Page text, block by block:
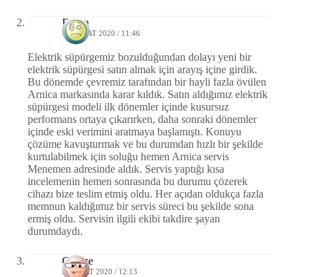
Derya
12 ŞUBAT 2020 / 11:46
Elektrik süpürgemiz bozulduğundan dolayı yeni bir
elektrik süpürgesi satın almak için arayış içine girdik.
Bu dönemde çevremiz tarafından bir hayli fazla övülen
Arnica markasında karar kıldık. Satın aldığımız elektrik
süpürgesi modeli ilk dönemler içinde kusursuz
performans ortaya çıkarırken, daha sonraki dönemler
içinde eski verimini aratmaya başlamıştı. Konuyu
çözüme kavuşturmak ve bu durumdan hızlı bir şekilde
kurtulabilmek için soluğu hemen Arnica servis
Menemen adresinde aldık. Servis yaptığı kısa
incelemenin hemen sonrasında bu durumu çözerek
cihazı bize teslim etmiş oldu. Her açıdan oldukça fazla
memnun kaldığımız bir servis süreci bu şekilde sona
ermiş oldu. Servisin ilgili ekibi takdire şayan
durumdaydı.
Gamze
29 MART 2020 / 12:13